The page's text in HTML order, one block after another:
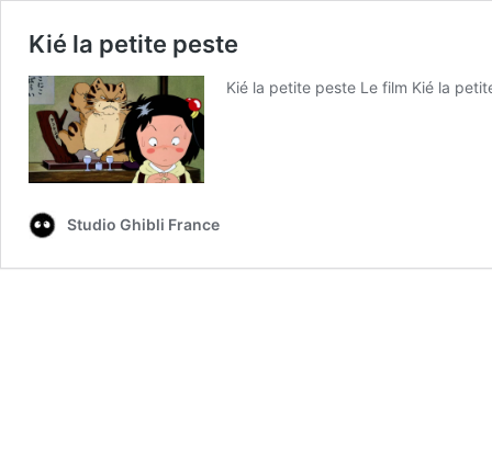
Kié la petite peste
Kié la petite peste Le film Kié la
Studio Ghibli France